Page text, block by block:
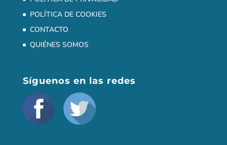
Villefranche-sur-Saône (Lyon)
Erasmus en Chaussin: aprendizaje, convivencia y
cultura (del 8 al 16 de enero)
HAMBURGO 2026